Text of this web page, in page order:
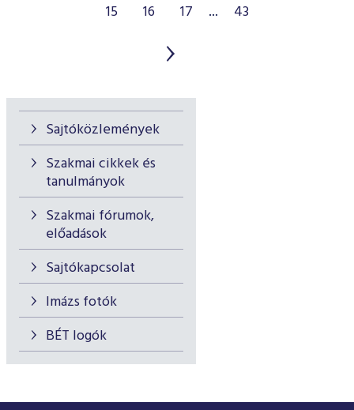
Sajtóközlemények
Szakmai cikkek és
tanulmányok
Szakmai fórumok,
előadások
Sajtókapcsolat
Imázs fotók
BÉT logók
15
16 17 ... 43